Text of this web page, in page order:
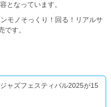
となっています。
モノそっくり！回る！リアルサ
です。
ャズフェスティバル2025が15